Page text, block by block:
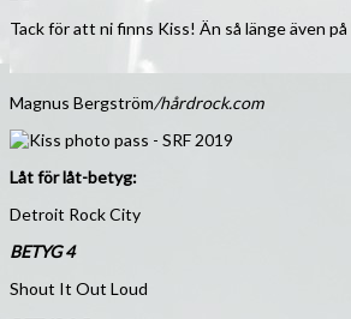
Tack för att ni finns Kiss! Än så länge även
Magnus Bergström/hårdrock.com
Låt för låt-betyg:
Detroit Rock City
BETYG 4
Shout It Out Loud